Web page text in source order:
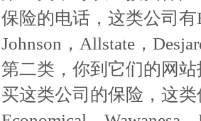
保险的电话，这类公司有
Johnson，Allstate，
第二类，你到它们的网
买这类公司的保险，这类